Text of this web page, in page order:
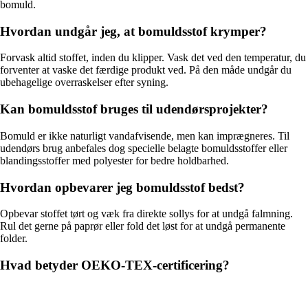
bomuld.
Hvordan undgår jeg, at bomuldsstof krymper?
Forvask altid stoffet, inden du klipper. Vask det ved den temperatur, du
forventer at vaske det færdige produkt ved. På den måde undgår du
ubehagelige overraskelser efter syning.
Kan bomuldsstof bruges til udendørsprojekter?
Bomuld er ikke naturligt vandafvisende, men kan imprægneres. Til
udendørs brug anbefales dog specielle belagte bomuldsstoffer eller
blandingsstoffer med polyester for bedre holdbarhed.
Hvordan opbevarer jeg bomuldsstof bedst?
Opbevar stoffet tørt og væk fra direkte sollys for at undgå falmning.
Rul det gerne på paprør eller fold det løst for at undgå permanente
folder.
Hvad betyder OEKO-TEX-certificering?